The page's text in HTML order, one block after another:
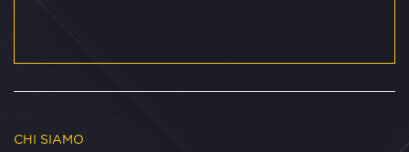
CHI SIAMO